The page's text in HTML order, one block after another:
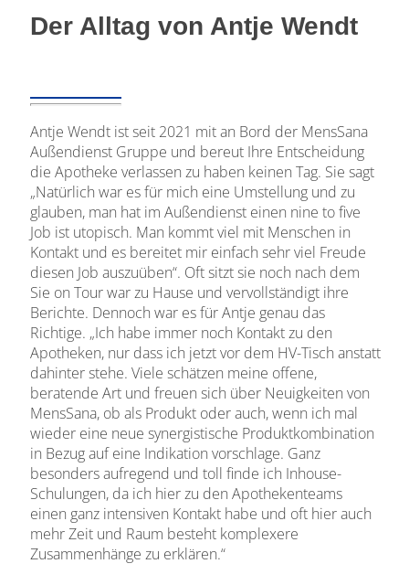
Der Alltag von Antje Wendt
Antje Wendt ist seit 2021 mit an Bord der MensSana
Außendienst Gruppe und bereut Ihre Entscheidung
die Apotheke verlassen zu haben keinen Tag. Sie sagt
„Natürlich war es für mich eine Umstellung und zu
glauben, man hat im Außendienst einen nine to five
Job ist utopisch. Man kommt viel mit Menschen in
Kontakt und es bereitet mir einfach sehr viel Freude
diesen Job auszuüben“. Oft sitzt sie noch nach dem
Sie on Tour war zu Hause und vervollständigt ihre
Berichte. Dennoch war es für Antje genau das
Richtige. „Ich habe immer noch Kontakt zu den
Apotheken, nur dass ich jetzt vor dem HV-Tisch anstatt
dahinter stehe. Viele schätzen meine offene,
beratende Art und freuen sich über Neuigkeiten von
MensSana, ob als Produkt oder auch, wenn ich mal
wieder eine neue synergistische Produktkombination
in Bezug auf eine Indikation vorschlage. Ganz
besonders aufregend und toll finde ich Inhouse-
Schulungen, da ich hier zu den Apothekenteams
einen ganz intensiven Kontakt habe und oft hier auch
mehr Zeit und Raum besteht komplexere
Zusammenhänge zu erklären.“